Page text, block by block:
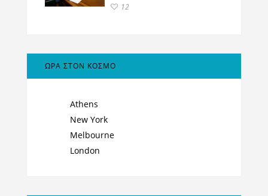
12
ΩΡΑ ΣΤΟΝ ΚΟΣΜΟ
Athens
New York
Melbourne
London